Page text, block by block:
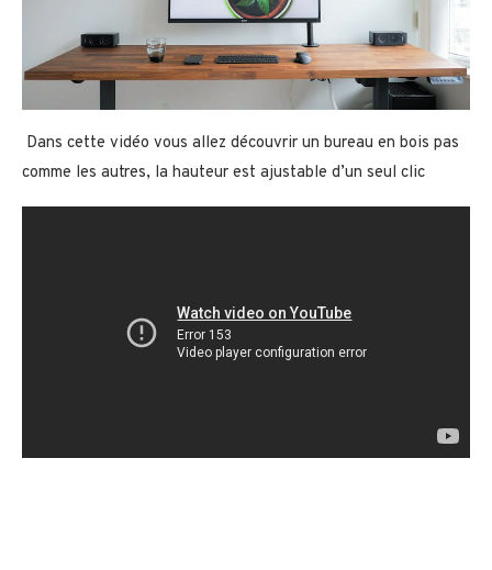
Dans cette vidéo vous allez découvrir un bureau en bois pas
comme les autres, la hauteur est ajustable d’un seul clic